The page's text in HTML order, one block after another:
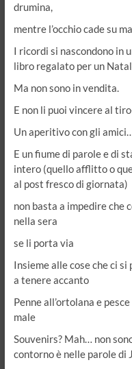
drumina,
mentre l’occhio cade su
I ricordi si nascondono in
libro regalato per un
Ma non sono in vendita.
E non li puoi vincere al
Un aperitivo con gli
E un fiume di parole e di
intero (quello afflitto o
al post fresco di giornata)
non basta a impedire che
nella sera
se li porta via
Insieme alle cose che ci
a tenere accanto
Penne all’ortolana e
male
Souvenirs? Mah… non
contorno è nelle parole di